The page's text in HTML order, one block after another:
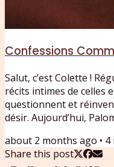
Confessions
Salut, c’est Colette !
récits intimes de celles
questionnent et
désir. Aujourd’hui,
bouleversements de la
métamorphose
about 2 months ago • 4
Share this post